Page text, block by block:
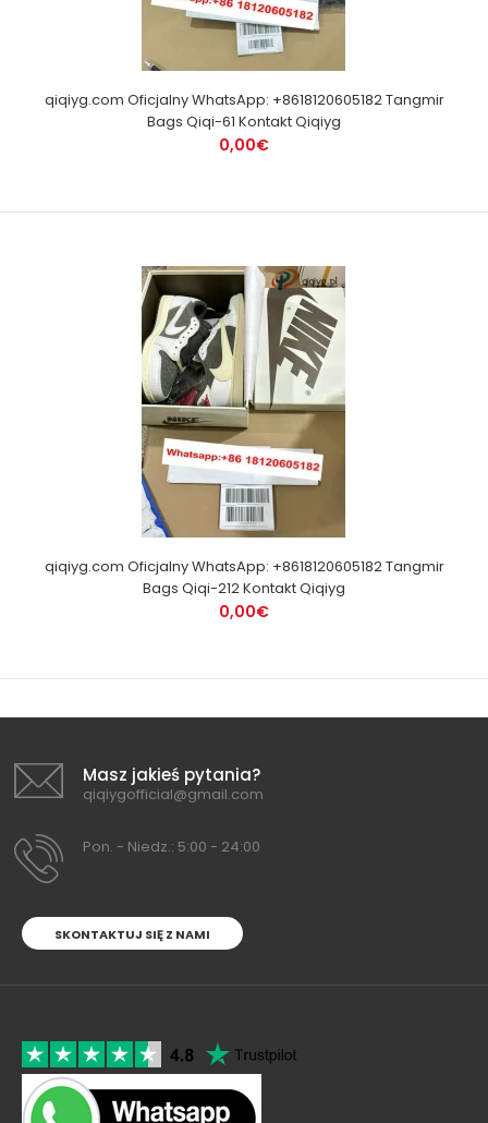
qiqiyg.com Oficjalny WhatsApp: +8618120605182 Tangmir
Bags Qiqi-61 Kontakt Qiqiyg
0,00€
qiqiyg.com Oficjalny WhatsApp: +8618120605182 Tangmir
Bags Qiqi-212 Kontakt Qiqiyg
0,00€
Masz jakieś pytania?
qiqiygofficial@gmail.com
Pon. - Niedz.: 5:00 - 24:00
SKONTAKTUJ SIĘ Z NAMI